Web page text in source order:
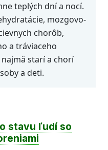
teplých dní a nocí.
mozgovo-
chorôb,
a tráviaceho
starí a chorí
a deti.
stavu ľudí so